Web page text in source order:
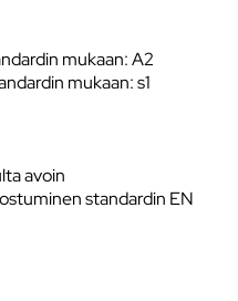
mukaan: A2
mukaan: s1
avoin
standardin EN